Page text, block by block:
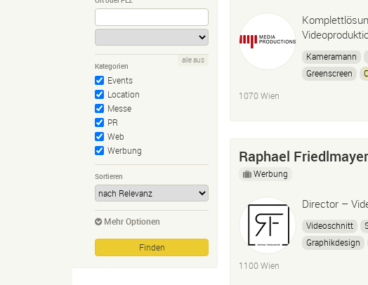
Kategorien
Events
Location
Messe
PR
Web
Werbung
alle aus
Sortieren
Mehr Optionen
Kameramann
Greenscreen
1070 Wien
Raphael Friedlmayer
Werbung
Director –
Videoschnitt
Graphikdesign
1100 Wien